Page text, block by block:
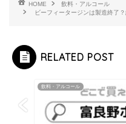
HOME
飲料・アルコール
ビーフィータージンは製造終了
RELATED POST
飲料・アルコール